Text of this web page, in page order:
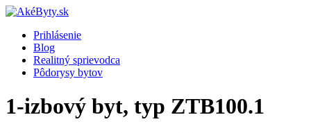
Prihlásenie
Blog
Realitný sprievodca
Pôdorysy bytov
1-izbový byt, typ ZTB100.1